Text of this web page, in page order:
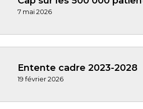
7 mai 2026
Entente cadre 2023-2028
19 février 2026